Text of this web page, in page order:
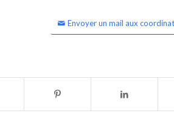
Envoyer un mail aux